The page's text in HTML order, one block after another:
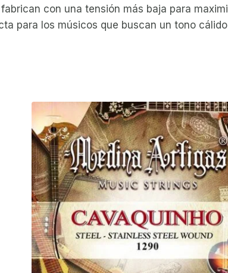
con una tensión más baja para
para los músicos que buscan un tono